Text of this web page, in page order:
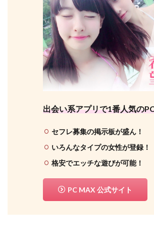
出会い系アプリで1番人気の
セフレ募集の掲示板が盛ん！
いろんなタイプの女性が登録！
格安でエッチな遊びが可能！
PC MAX 公式サイト